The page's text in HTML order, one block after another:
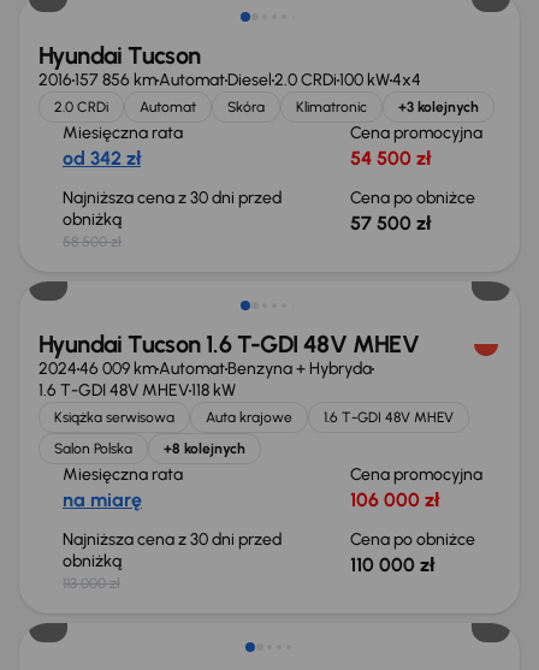
Hyundai Tucson
2016157 856 kmAutomatDiesel2.0 CRDi100 kW4x4
2.0 CRDi Automat Skóra Klimatronic +3 kolejnych
Miesięczna rata
od 342 zł
Cena promocyjna
54 500 zł
Najniższa cena z 30 dni przed
obniżką
58 500 zł
Cena po obniżce
57 500 zł
Taniej o 3 000 zł
Hyundai Tucson 1.6 T-GDI 48V MHEV
202446 009 kmAutomatBenzyna + Hybryda
1.6 T-GDI 48V MHEV118 kW
Książka serwisowa Auta krajowe
1.6 T-GDI 48V MHEV
Salon Polska
+8 kolejnych
Miesięczna rata
na miarę
Cena promocyjna
106 000 zł
Najniższa cena z 30 dni przed
obniżką
113 000 zł
Cena po obniżce
110 000 zł
Taniej o 3 000 zł